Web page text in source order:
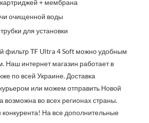
+ мембрана
очищенной воды
для установки
фильтр TF Ultra 4 Soft можно удобным
Наш интернет магазин работает в
по всей Украине. Доставка
или можем отправить Новой
возможна во всех регионах страны.
конкурента! На все дополнительные